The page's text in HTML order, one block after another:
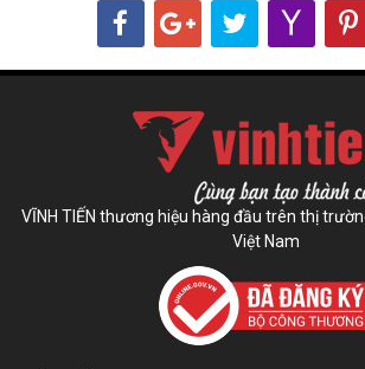
VĨNH TIẾN thương hiệu hàng đầu trên thị
Việt Nam